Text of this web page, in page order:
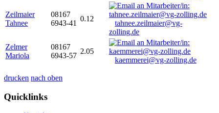
Zeilmaier
Tahnee
08167
6943-41
0.12
tahnee.zeilmaier@vg-
zolling.de
Zelmer
Mariola
08167
6943-57
2.05
kaemmerei@vg-zolling.de
drucken nach oben
Quicklinks